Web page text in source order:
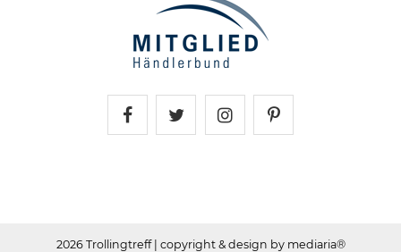
2026 Trollingtreff | copyright & design by mediaria®